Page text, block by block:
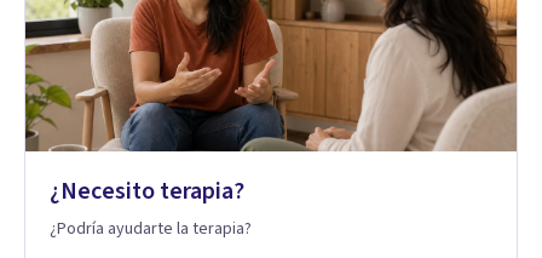
¿Necesito terapia?
¿Podría ayudarte la terapia?